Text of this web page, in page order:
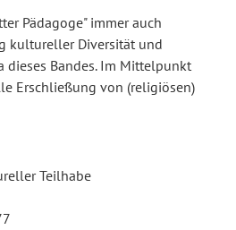
Pädagoge" immer auch
kultureller Diversität und
dieses Bandes. Im Mittelpunkt
Erschließung von (religiösen)
Teilhabe